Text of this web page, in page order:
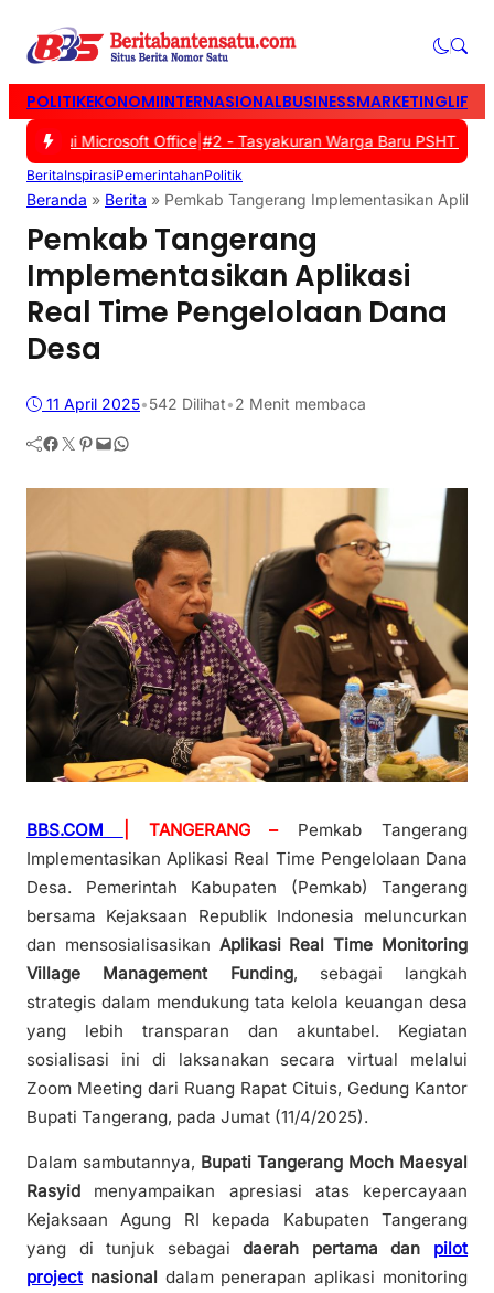
POLITIKEKONOMIINTERNASIONALBUSINESSMARKETING
Microsoft Office|#2 -Tasyakuran Warga Baru PSHT
BeritaInspirasiPemerintahanPolitik
Beranda » Berita » Pemkab Tangerang Implementasikan
Pemkab Tangerang
Implementasikan Aplikasi
Real Time Pengelolaan Dana
Desa
11 April 2025•542 Dilihat•2 Menit membaca
Facebook Twitter Pinterest Mail WhatsApp
BBS.COM | TANGERANG –Pemkab Tangerang
Implementasikan Aplikasi Real Time Pengelolaan Dana
Desa. Pemerintah Kabupaten (Pemkab) Tangerang
bersama Kejaksaan Republik Indonesia meluncurkan
dan mensosialisasikan Aplikasi Real Time Monitoring
Village Management Funding, sebagai langkah
strategis dalam mendukung tata kelola keuangan desa
yang lebih transparan dan akuntabel. Kegiatan
sosialisasi ini di laksanakan secara virtual melalui
Zoom Meeting dari Ruang Rapat Cituis, Gedung Kantor
Bupati Tangerang, pada Jumat (11/4/2025).
Dalam sambutannya, Bupati Tangerang Moch Maesyal
Rasyid menyampaikan apresiasi atas kepercayaan
Kejaksaan Agung RI kepada Kabupaten Tangerang
yang di tunjuk sebagaidaerah pertama dan pilot
project nasionaldalam penerapan aplikasi monitoring